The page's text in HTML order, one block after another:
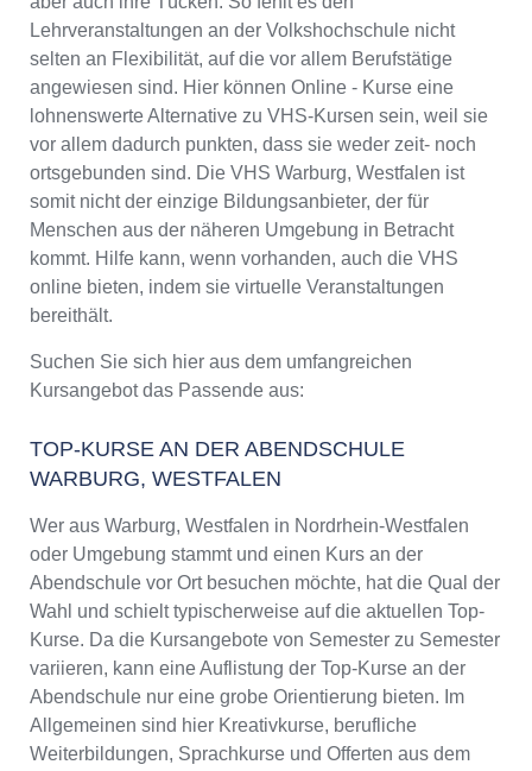
Lehrveranstaltungen an der Volkshochschule nicht
selten an Flexibilität, auf die vor allem Berufstätige
angewiesen sind. Hier können Online - Kurse eine
lohnenswerte Alternative zu VHS-Kursen sein, weil sie
vor allem dadurch punkten, dass sie weder zeit- noch
ortsgebunden sind. Die VHS Warburg, Westfalen ist
somit nicht der einzige Bildungsanbieter, der für
Menschen aus der näheren Umgebung in Betracht
kommt. Hilfe kann, wenn vorhanden, auch die VHS
online bieten, indem sie virtuelle Veranstaltungen
bereithält.
Suchen Sie sich hier aus dem umfangreichen
Kursangebot das Passende aus:
TOP-KURSE AN DER ABENDSCHULE
WARBURG, WESTFALEN
Wer aus Warburg, Westfalen in Nordrhein-Westfalen
oder Umgebung stammt und einen Kurs an der
Abendschule vor Ort besuchen möchte, hat die Qual der
Wahl und schielt typischerweise auf die aktuellen Top-
Kurse. Da die Kursangebote von Semester zu Semester
variieren, kann eine Auflistung der Top-Kurse an der
Abendschule nur eine grobe Orientierung bieten. Im
Allgemeinen sind hier Kreativkurse, berufliche
Weiterbildungen, Sprachkurse und Offerten aus dem